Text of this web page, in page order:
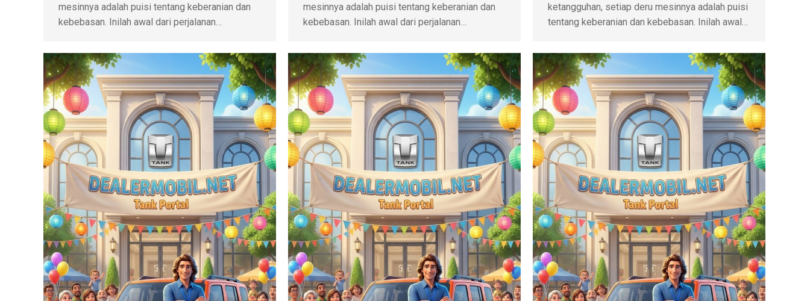
mesinnya adalah puisi tentang keberanian dan
kebebasan. Inilah awal dari perjalanan…
mesinnya adalah puisi tentang keberanian dan
kebebasan. Inilah awal dari perjalanan…
ketangguhan, setiap deru mesinnya adalah puisi
tentang keberanian dan kebebasan. Inilah awal…